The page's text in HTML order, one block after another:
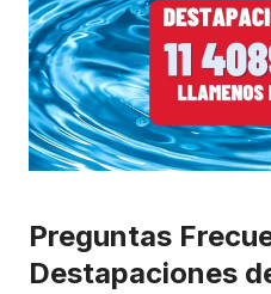
Preguntas
Destapaciones